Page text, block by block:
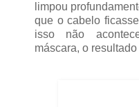
limpou
que o cabelo
isso não
máscara, o